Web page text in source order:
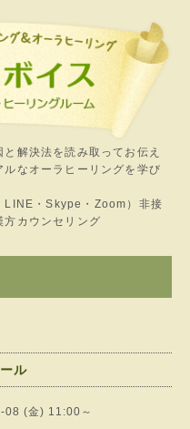
解決法を読み取ってお伝え
なオーラヒーリングを学び
LINE・Skype・Zoom）非接
方カウンセリング
ル
08 (金) 11:00～